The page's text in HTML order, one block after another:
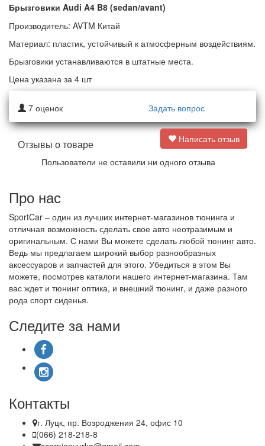
Брызговики Audi A4 B8 (sedan/avant)
Производитель: AVTM Китай
Материал: пластик, устойчивый к атмосферным воздействиям.
Брызговики устанавливаются в штатные места.
Цена указана за 4 шт
7 оценок Задать вопрос
Отзывы о товаре
Написать отзыв
Пользователи не оставили ни одного отзыва
Про нас
SportCar – один из лучших интернет-магазинов тюнинга и
отличная возможность сделать свое авто неотразимым и
оригинальным. С нами Вы можете сделать любой тюнинг авто.
Ведь мы предлагаем широкий выбор разнообразных
аксессуаров и запчастей для этого. Убедиться в этом Вы
можете, посмотрев каталоги нашего интернет-магазина. Там
вас ждет и тюнинг оптика, и внешний тюнинг, и даже разного
рода спорт сиденья.
Следите за нами
Контакты
г. Луцк, пр. Возроджения 24, офис 10
(066) 218-218-8